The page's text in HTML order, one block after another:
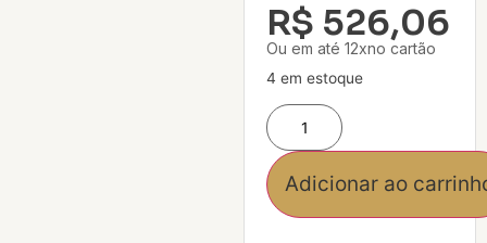
R$ 526,06
Ou em até 12xno cartão
4 em estoque
Adicionar ao